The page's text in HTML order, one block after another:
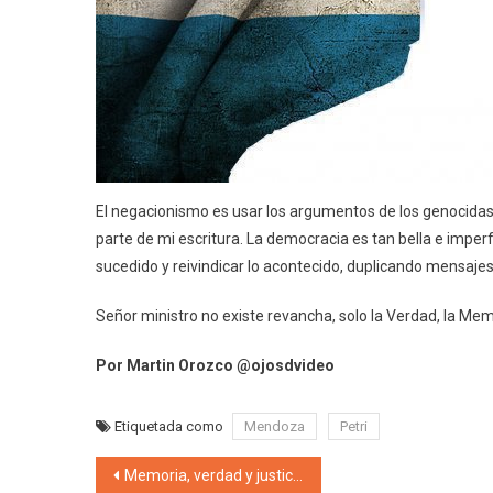
El negacionismo es usar los argumentos de los
parte de mi escritura. La democracia es tan bella e
sucedido y reivindicar lo acontecido, duplicando
Señor ministro no existe revancha, solo la Verdad, la
Por Martin Orozco @ojosdvideo
Etiquetada como Mendoza Petri
Navegación de entradas
Memoria, verdad y justicia: La centralidad y valentía de Raúl Alfonsín que a días de asumir firmaba el decreto 158 que daba pie al comienzo del juicio a los genocidas y dos días después se instituía la Comisión Nacional sobre la Desaparición de Personas (CONADEP)